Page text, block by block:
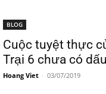
BLOG
Cuộc tuyệt thực
Trại 6 chưa có
Hoang Viet - 03/07/2019